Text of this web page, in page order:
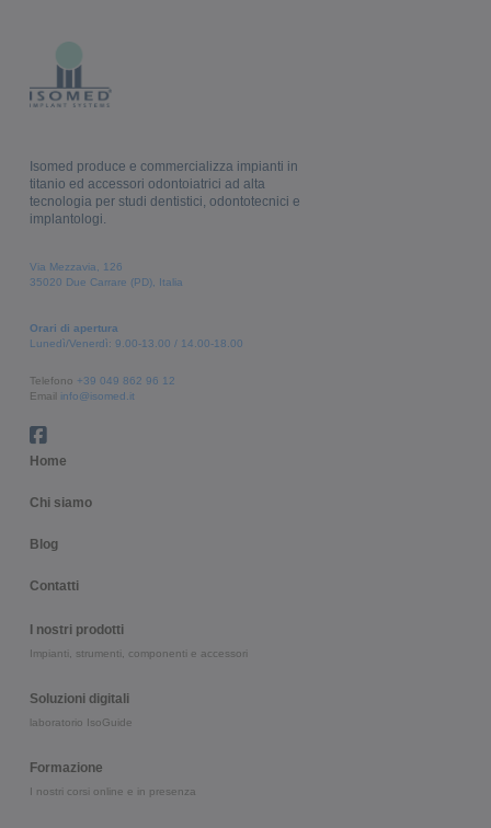
Isomed produce e commercializza impianti in
titanio ed accessori odontoiatrici ad alta
tecnologia per studi dentistici, odontotecnici e
implantologi.
Via Mezzavia, 126
35020 Due Carrare (PD), Italia
Orari di apertura
Lunedì/Venerdì: 9.00-13.00 / 14.00-18.00
Telefono +39 049 862 96 12
Email
info@isomed.it
Home
Chi siamo
Blog
Contatti
I nostri prodotti
Impianti, strumenti, componenti e accessori
Soluzioni digitali
laboratorio IsoGuide
Formazione
I nostri corsi online e in presenza